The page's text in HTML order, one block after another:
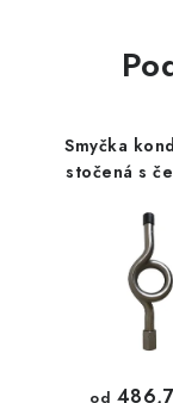
Smyčka
stočená s
od